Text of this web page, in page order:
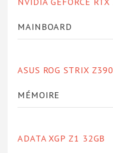
MAINBOARD
ASUS ROG STRIX
MÉMOIRE
ADATA XGP Z1 32GB